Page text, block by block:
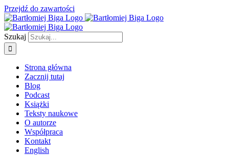
Przejdź do zawartości
Szukaj
Strona główna
Zacznij tutaj
Blog
Podcast
Książki
Teksty naukowe
O autorze
Współpraca
Kontakt
English